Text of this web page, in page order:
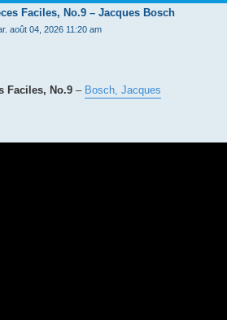
Faciles, No.9 – Jacques Bosch
août 04, 2026 11:20 am
Faciles, No.9 – Bosch, Jacques